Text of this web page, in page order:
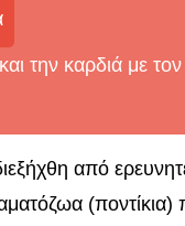
την καρδιά με
από
(ποντίκια)